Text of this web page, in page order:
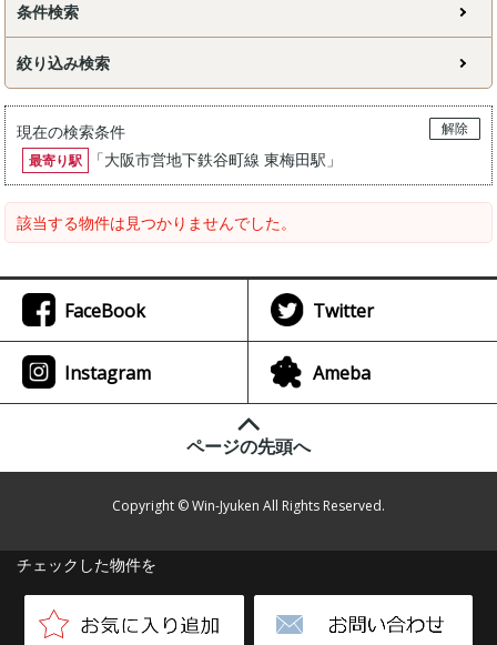
条件検索
絞り込み検索
現在の検索条件
解除
最寄り駅
「大阪市営地下鉄谷町線 東梅田駅 」
該当する物件は見つかりませんでした。
チェックした物件を
FaceBook Twitter
Instagram Ameba
ページの先頭へ
Copyright © Win-Jyuken All Rights Reserved.